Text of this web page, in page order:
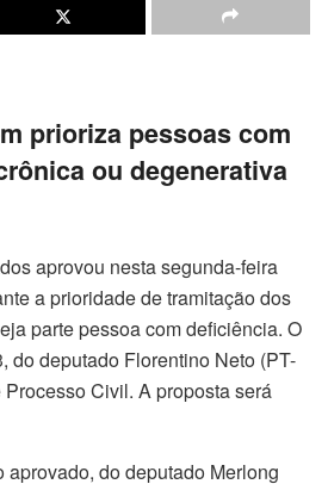
prioriza pessoas com
ou degenerativa
aprovou nesta segunda-feira
a prioridade de tramitação dos
parte pessoa com deficiência. O
do deputado Florentino Neto (PT-
Civil. A proposta será
aprovado, do deputado Merlong